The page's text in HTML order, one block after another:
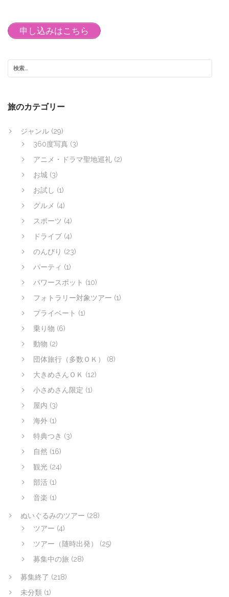
申し込みはこちら
旅のカテゴリー
ジャンル (29)
360度写真 (3)
アニメ・ドラマ聖地巡礼 (2)
お城 (3)
お試し (1)
グルメ (4)
スポーツ (4)
ドライブ (4)
のんびり (23)
パーティ (1)
パワースポット (10)
フォトラリー対象ツアー (1)
プライベート (1)
乗り物 (6)
動物 (2)
団体旅行（多数ＯＫ）
(8)
大きめさんＯＫ (12)
小さめさん限定 (1)
屋内 (3)
海外 (1)
特典つき (3)
自然 (16)
観光 (24)
部活 (1)
音楽 (1)
ぬいぐるみのツアー (28)
ツアー (4)
ツアー（随時出発）
(25)
募集中の旅 (28)
募集終了 (218)
未分類 (1)